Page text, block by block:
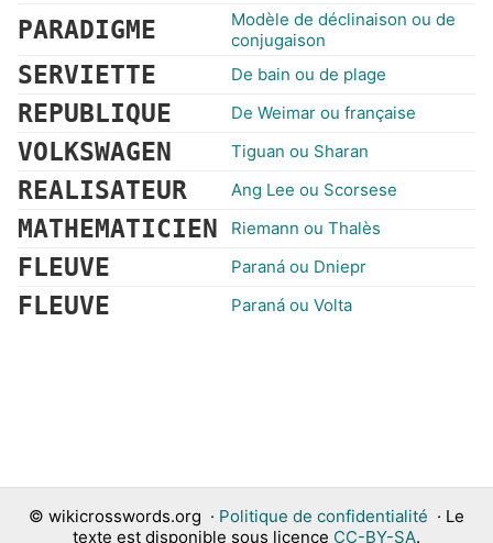
PARADIGME
Modèle de déclinaison ou de
conjugaison
SERVIETTE De bain ou de plage
REPUBLIQUE De Weimar ou française
VOLKSWAGEN Tiguan ou Sharan
REALISATEUR Ang Lee ou Scorsese
MATHEMATICIEN Riemann ou Thalès
FLEUVE Paraná ou Dniepr
FLEUVE Paraná ou Volta
© wikicrosswords.org · Politique de confidentialité · Le
texte est disponible sous licence CC-BY-SA.